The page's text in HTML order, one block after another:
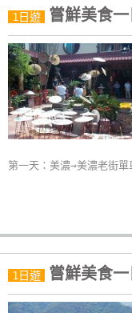
務
顧
客
滿
意
度
管
理
會
1日遊 嘗鮮美食
第一天：美濃→美濃老街
1日遊 嘗鮮美食